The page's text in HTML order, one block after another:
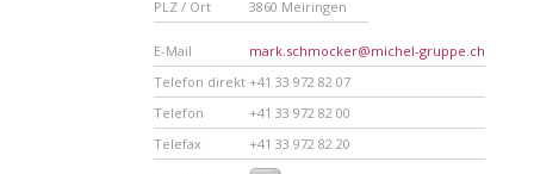
PLZ / Ort
3860 Meiringen
E-Mail
mark.schmocker@michel-gruppe.ch
Telefon direkt +41 33 972 82 07
Telefon
+41 33 972 82 00
Telefax
+41 33 972 82 20